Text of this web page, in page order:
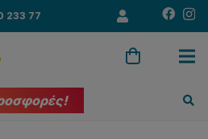
233 77